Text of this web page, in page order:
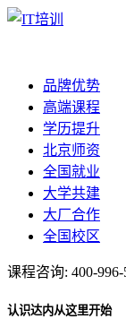
品牌优势
高端课程
学历提升
北京师资
全国就业
大学共建
大厂合作
全国校区
课程咨询: 400-
认识达内从这里开始